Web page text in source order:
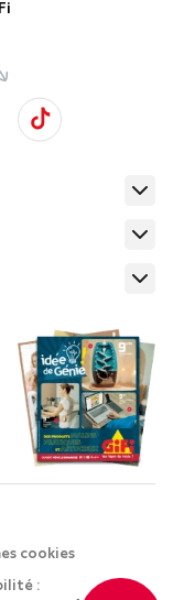
cookies
: